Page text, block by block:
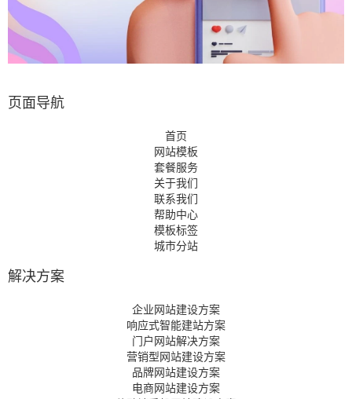
页面导航
首页
网站模板
套餐服务
关于我们
联系我们
帮助中心
模板标签
城市分站
解决方案
企业网站建设方案
响应式智能建站方案
门户网站解决方案
营销型网站建设方案
品牌网站建设方案
电商网站建设方案